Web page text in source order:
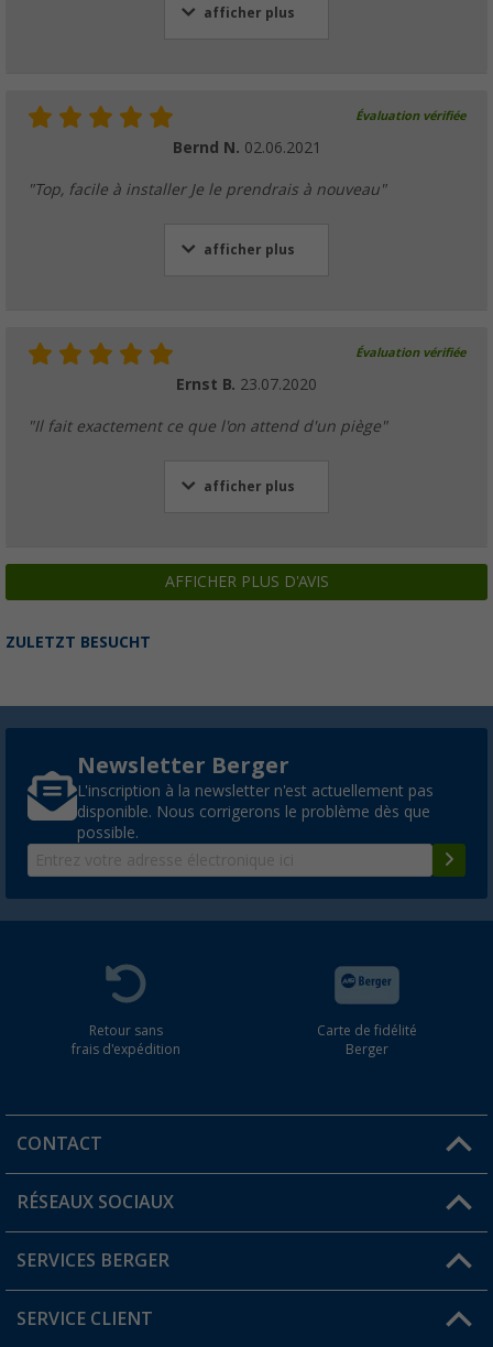
afficher plus
Évaluation vérifiée
Bernd N. 02.06.2021
"Top, facile à installer Je le prendrais à nouveau"
afficher plus
Évaluation vérifiée
Ernst B. 23.07.2020
"Il fait exactement ce que l'on attend d'un piège"
afficher plus
AFFICHER PLUS D'AVIS
ZULETZT BESUCHT
Newsletter Berger
L'inscription à la newsletter n'est actuellement pas
disponible. Nous corrigerons le problème dès que
possible.
Retour sans
frais d'expédition
Carte de fidélité
Berger
CONTACT
Une question ?
Trouver une magasin
RÉSEAUX SOCIAUX
SERVICES BERGER
Devenir revendeur
SERVICE CLIENT